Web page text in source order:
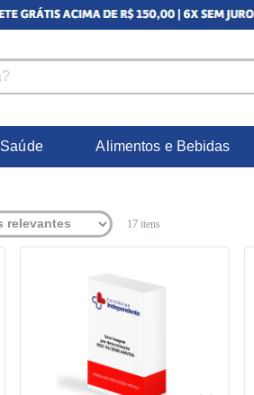
Saúde Alimentos e Bebidas
17itens